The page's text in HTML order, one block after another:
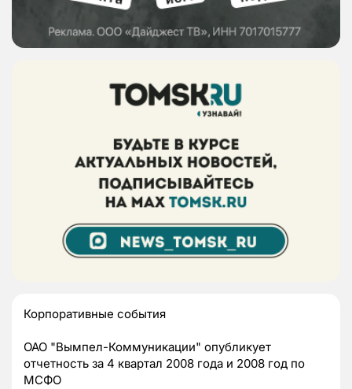
Корпоративные события
ОАО "Вымпел-Коммуникации" опубликует
отчетность за 4 квартал 2008 года и 2008 год по
МСФО